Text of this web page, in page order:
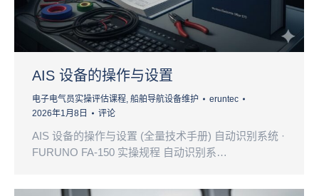
AIS 设备的操作与设置
电子电气员实操评估课程, 船舶导航设备维护
eruntec
2026年1月8日
评论
AIS 设备的操作与设置 (全量技术手册) 自动识别系统 ·
FURUNO FA-150 实操规程 自动识别系…